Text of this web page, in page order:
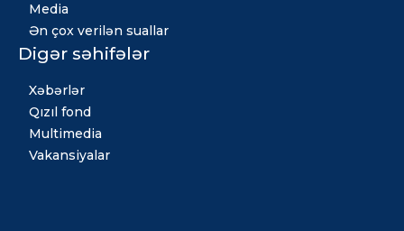
Media
Ən çox verilən suallar
Digər səhifələr
Xəbərlər
Qızıl fond
Multimedia
Vakansiyalar